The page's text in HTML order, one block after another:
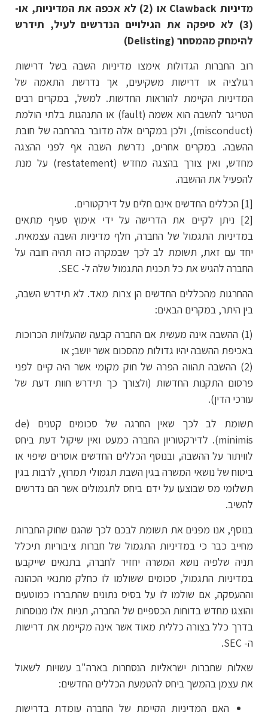
מדיניות
Clawback או (2) לא אכפה את המדיניות, או-
(3) לא סיפקה את הגילויים הנדרשים לעיל, תידרש
להימחק מהמסחר (Delisting)
רוב החברות הגדולות אימצו מדיניות השבה בשל דרישות
רגולציה או דרישות משקיעים, אך נדרשת התאמה של
המדיניות הקיימת להוראות החדשות. למשל, במקרים רבים
הטריגר להשבה הוא אשמה (fault) או התנהגות בלתי הולמת
(misconduct), ולכן במקרים אלה מדובר בהרחבה של חובת
ההשבה. במקרים אחרים, נדרשת השבה אף לפני ההצגה
מחדש, ואין צורך בהצגה מחדש (restatement) על מנת
להפעיל את ההשבה.
[1] הכללים החדשים אינם חלים על דירקטורים.
[2] ניתן לקיים את הדרישה על ידי אימוץ סעיף מתאים
במדיניות התגמול של החברה, חלף מדיניות השבה עצמאית.
יחד עם זאת, תשומת לב לכך שבמקרה כזה תהיה חובה על
החברה להגיש את כל תכנית התגמול שלה ל- SEC.
ההחרגות מהכללים החדשים הן צרות מאד. לא תידרש השבה,
בין היתר, במקרים הבאים:
(1) ההשבה אינה מעשית אם החברה קבעה שהעלויות הכרוכות
באכיפת ההשבה יהיו גדולות מהסכום אשר יושב; או
(2) ההשבה תהווה הפרה של חוק מקומי אשר היה קיים לפני
פרסום התקנות החדשות (ולצורך כך תידרש חוות דעת של
עורכי הדין).
תשומת לב לכך שאין החרגה של סכומים קטנים (de
minimis). לדירקטוריון החברה כמעט ואין שיקול דעת ביחס
לוויתור על ההשבה, ובנוסף הכללים החדשים אוסרים שיפוי או
ביטוח של נושאי המשרה בגין השבת תגמולי תמרוץ, לרבות בגין
תשלומי מס שבוצעו על ידם ביחס לתגמולים אשר הם נדרשים
להשיב.
בנוסף, אנו מפנים את תשומת לבכם לכך שהגם שחוק החברות
מחייב כבר כי במדיניות התגמול של חברות ציבוריות תיכלל
תניה שלפיה נושא המשרה יחזיר לחברה, בתנאים שייקבעו
במדיניות התגמול, סכומים ששולמו לו כחלק מתנאי הכהונה
וההעסקה, אם שולמו לו על בסיס נתונים שהתבררו כמוטעים
והוצגו מחדש בדוחות הכספיים של החברה, תניות אלו מנוסחות
בדרך כלל בצורה כללית מאוד אשר אינה מקיימת את דרישות
ה- SEC.
שאלות שחברות ישראליות הנסחרות בארה"ב עשויות לשאול
את עצמן בהמשך ביחס להטמעת הכללים החדשים:
האם המדיניות הקיימת של החברה עומדת בדרישות